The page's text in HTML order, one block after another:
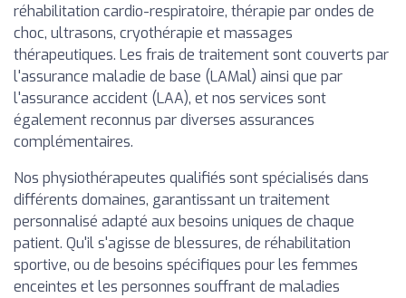
réhabilitation cardio-respiratoire, thérapie par ondes de
choc, ultrasons, cryothérapie et massages
thérapeutiques. Les frais de traitement sont couverts par
l'assurance maladie de base (LAMal) ainsi que par
l'assurance accident (LAA), et nos services sont
également reconnus par diverses assurances
complémentaires.
Nos physiothérapeutes qualifiés sont spécialisés dans
différents domaines, garantissant un traitement
personnalisé adapté aux besoins uniques de chaque
patient. Qu'il s'agisse de blessures, de réhabilitation
sportive, ou de besoins spécifiques pour les femmes
enceintes et les personnes souffrant de maladies